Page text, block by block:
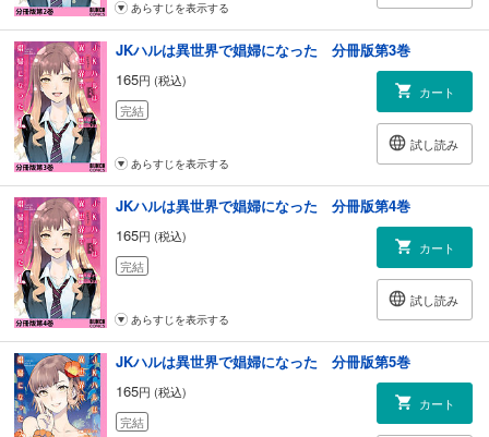
あらすじを表示する
JKハルは異世界で娼婦になった 分冊版第3巻
165円 (税込)
完結
カート
試し読み
あらすじを表示する
JKハルは異世界で娼婦になった 分冊版第4巻
165円 (税込)
完結
カート
試し読み
あらすじを表示する
JKハルは異世界で娼婦になった 分冊版第5巻
165円 (税込)
完結
カート